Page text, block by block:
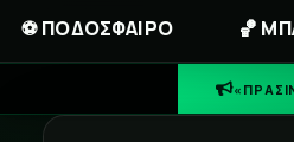
⚽ ΠΟΔΟΣΦΑΙΡΟ 🏀